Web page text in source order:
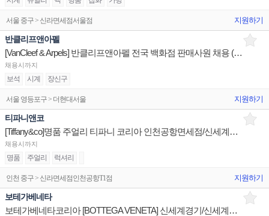
서울 중구 > 신라면세점서울점 지원하기
반클리프앤아펠
[VanCleef & Arpels] 반클리프앤아펠 전국 백화점 판매사원 채용 (리치몬트코리아)
채용시까지
보석 시계 장신구
서울 영등포구 > 더현대서울 지원하기
티파니앤코
[Tiffany&co]명품 주얼리 티파니 코리아 인천공항면세점/신세계광주/신세계하남 판매사원 채용
채용시까지
명품 주얼리 럭셔리
인천 중구 > 신라면세점인천공항T1점 지원하기
보테가베네타
보테가베네타코리아 [BOTTEGA VENETA] 신세계경기/신세계대전 판매사원 채용